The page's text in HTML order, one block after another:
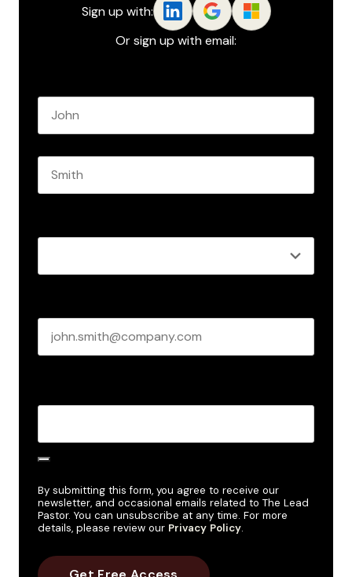
Sign up with:
Or sign up with email:
By submitting this form, you agree to receive our
newsletter, and occasional emails related to The Lead
Pastor. You can unsubscribe at any time. For more
details, please review our Privacy Policy.